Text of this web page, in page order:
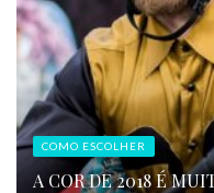
COMO ESCOLHER
A COR DE 2018 É